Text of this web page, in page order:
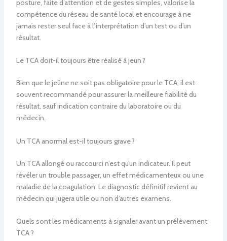
posture, faite d’attention et de gestes simples, valorise la
compétence du réseau de santé local et encourage à ne
jamais rester seul face à l’interprétation d’un test ou d’un
résultat.
Le TCA doit-il toujours être réalisé à jeun ?
Bien que le jeûne ne soit pas obligatoire pour le TCA, il est
souvent recommandé pour assurer la meilleure fiabilité du
résultat, sauf indication contraire du laboratoire ou du
médecin.
Un TCA anormal est-il toujours grave ?
Un TCA allongé ou raccourci n’est qu’un indicateur. Il peut
révéler un trouble passager, un effet médicamenteux ou une
maladie de la coagulation. Le diagnostic définitif revient au
médecin qui jugera utile ou non d’autres examens.
Quels sont les médicaments à signaler avant un prélèvement
TCA ?